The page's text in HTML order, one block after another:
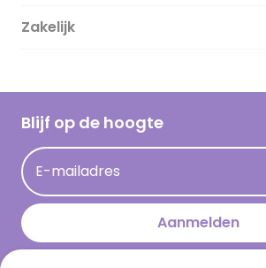
Duurzaamheid
Hallmark Kaartclub
Acties
Persberichten
Hallmark en Kinderpostzegels
Magazine
Cadeau inspiratie
Kaartinspiratie
Zakelijk
Blijf op de hoogte
E-mailadres
Aanmelden